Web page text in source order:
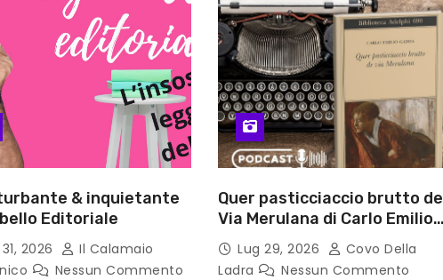
& inquietante
Editoriale
2026
Il Calamaio
Nessun Commento
Quer pasticciaccio brutto de
Via Merulana di Carlo Emilio
Gadda – Pollicino. Briciole di
lettura
Lug 29, 2026
Covo Della
Ladra
Nessun Commento